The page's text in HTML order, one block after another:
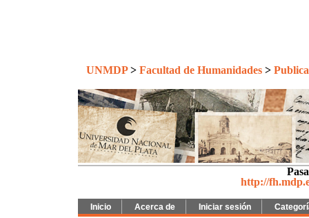
UNMDP>Facultad de Humanidades >
http://
Inicio Acerca de Iniciar sesión